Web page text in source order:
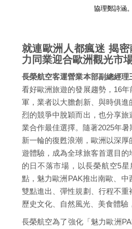
協理鄭詩涵。
就連歐洲人都瘋迷 揭
力同業迎合歐洲觀光市
長榮航空客運營業本部副總經理
看好歐洲旅遊的發展趨勢，16
軍，業者以大膽創新、與時俱進
烈的競爭中脫穎而出，也分享旅
業合作最佳選擇。隨著2025年
新一輪的復甦浪潮，歐洲以深
遊體驗，成為全球旅客首選目的
的日不落市場，以長榮航空5
點，魅力歐洲PAK推出南歐、中
雙點進出、彈性規劃、行程不
歷史文化、自然風光、美食體驗
長榮航空為了強化「魅力歐洲